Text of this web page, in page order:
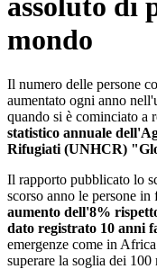
mondo
Il numero delle persone
aumentato ogni anno
quando si è cominciato a
statistico annuale
Rifugiati (UNHCR)
Il rapporto pubblicato lo
scorso anno le persone
aumento dell'8%
dato registrato 10 anni
emergenze come in
superare la soglia dei